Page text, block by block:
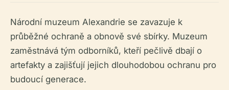
Národní muzeum Alexandrie se zavazuje k
průběžné ochraně a obnově své sbírky. Muzeum
zaměstnává tým odborníků, kteří pečlivě dbají o
artefakty a zajišťují jejich dlouhodobou ochranu pro
budoucí generace.